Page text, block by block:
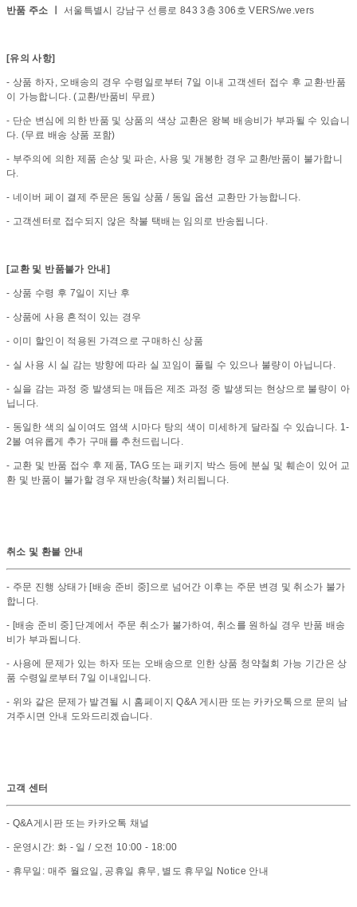
반품 주소 ㅣ 서울특별시 강남구 선릉로 843 3층 306호 VERS/we.vers
[유의 사항]
- 상품 하자, 오배송의 경우 수령일로부터 7일 이내 고객센터 접수 후 교환∙반품
이 가능합니다. (교환/반품비 무료)
- 단순 변심에 의한 반품 및 상품의 색상 교환은 왕복 배송비가 부과될 수 있습니
다. (무료 배송 상품 포함)
- 부주의에 의한 제품 손상 및 파손, 사용 및 개봉한 경우 교환/반품이 불가합니
다.
- 네이버 페이 결제 주문은 동일 상품 / 동일 옵션 교환만 가능합니다.
- 고객센터로 접수되지 않은 착불 택배는 임의로 반송됩니다.
[교환 및 반품불가 안내]
- 상품 수령 후 7일이 지난 후
- 상품에 사용 흔적이 있는 경우
- 이미 할인이 적용된 가격으로 구매하신 상품
- 실 사용 시 실 감는 방향에 따라 실 꼬임이 풀릴 수 있으나 불량이 아닙니다.
- 실을 감는 과정 중 발생되는 매듭은 제조 과정 중 발생되는 현상으로 불량이 아
닙니다.
- 동일한 색의 실이여도 염색 시마다 탕의 색이 미세하게 달라질 수 있습니다. 1-
2볼 여유롭게 추가 구매를 추천드립니다.
- 교환 및 반품 접수 후 제품, TAG 또는 패키지 박스 등에 분실 및 훼손이 있어 교
환 및 반품이 불가할 경우 재반송(착불) 처리됩니다.
취소 및 환불 안내
- 주문 진행 상태가 [배송 준비 중]으로 넘어간 이후는 주문 변경 및 취소가 불가
합니다.
- [배송 준비 중] 단계에서 주문 취소가 불가하여, 취소를 원하실 경우 반품 배송
비가 부과됩니다.
- 사용에 문제가 있는 하자 또는 오배송으로 인한 상품 청약철회 가능 기간은 상
품 수령일로부터 7일 이내입니다.
- 위와 같은 문제가 발견될 시 홈페이지 Q&A 게시판 또는 카카오톡으로 문의 남
겨주시면 안내 도와드리겠습니다.
고객 센터
- Q&A게시판 또는 카카오톡 채널
- 운영시간: 화 - 일 / 오전 10:00 - 18:00
- 휴무일: 매주 월요일, 공휴일 휴무, 별도 휴무일 Notice 안내